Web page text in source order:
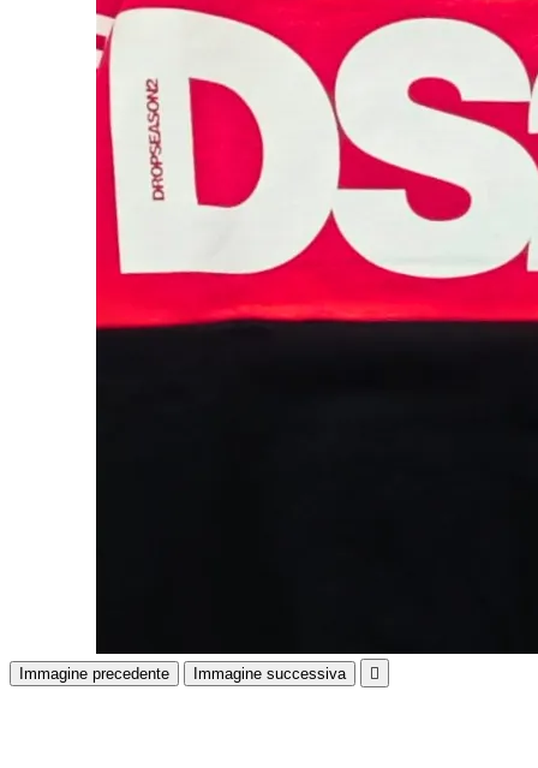
Immagine precedente Immagine successiva 